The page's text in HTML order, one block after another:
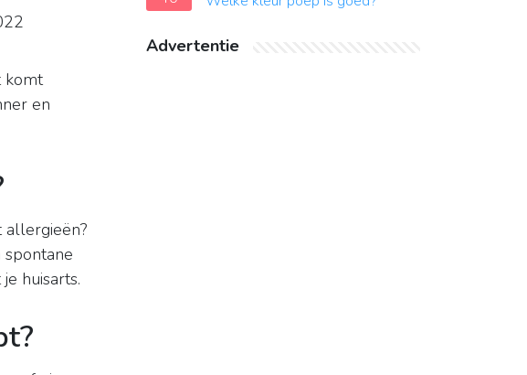
komt
en
allergieën?
huisarts.
Advertentie